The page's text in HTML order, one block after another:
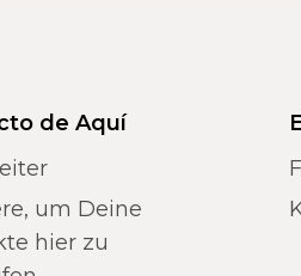
de Aquí
um Deine
hier zu